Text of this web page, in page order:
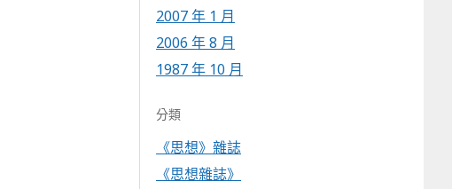
2007 年 1 月
2006 年 8 月
1987 年 10 月
分類
《思想》雜誌
《思想雜誌》